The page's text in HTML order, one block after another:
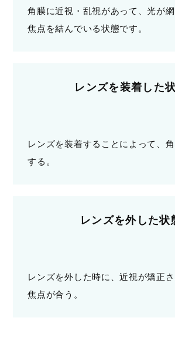
角膜に近視・乱視があって、光が
焦点を結んでいる状態です。
レンズを装着した
レンズを装着することによって、
する。
レンズを外した状
レンズを外した時に、近視が矯正
焦点が合う。